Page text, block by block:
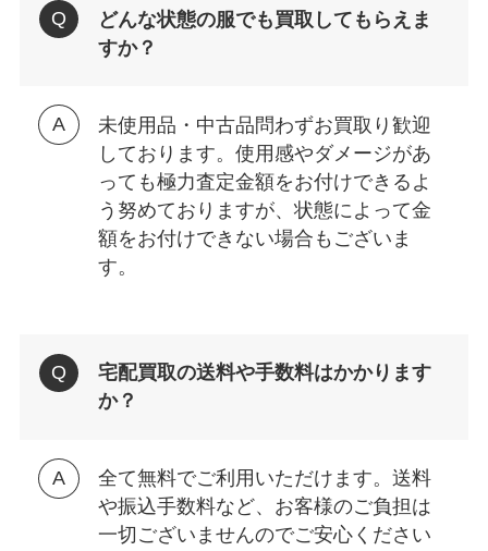
どんな状態の服でも買取してもらえま
すか？
未使用品・中古品問わずお買取り歓迎
しております。使用感やダメージがあ
っても極力査定金額をお付けできるよ
う努めておりますが、状態によって金
額をお付けできない場合もございま
す。
宅配買取の送料や手数料はかかります
か？
全て無料でご利用いただけます。送料
や振込手数料など、お客様のご負担は
一切ございませんのでご安心ください